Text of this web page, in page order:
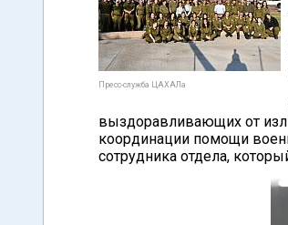
Пресс-служба ЦАХАЛа
выздоравливающих от
координации помощи
сотрудника отдела,